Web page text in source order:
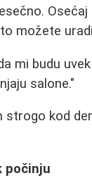
možete
mi budu
salone."
strogo kod
počinju